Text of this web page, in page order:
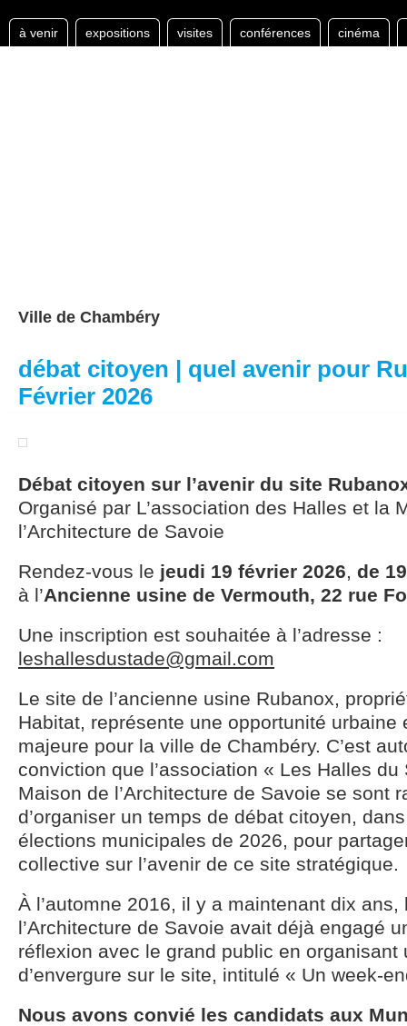
à venir expositions visites conférences cinéma
Ville de Chambéry
débat citoyen | quel avenir pour
Février 2026
Débat citoyen sur l’avenir du site
Organisé par L’association des Halles et la
l’Architecture de Savoie
Rendez-vous le jeudi 19 février 2026, de
à l’Ancienne usine de Vermouth, 22 rue
Une inscription est souhaitée à l’adresse :
leshallesdustade@gmail.com
Le site de l’ancienne usine Rubanox,
Habitat, représente une opportunité urbaine
majeure pour la ville de Chambéry. C’est
conviction que l’association « Les Halles du
Maison de l’Architecture de Savoie se sont
d’organiser un temps de débat citoyen,
élections municipales de 2026, pour
collective sur l’avenir de ce site stratégique.
À l’automne 2016, il y a maintenant dix ans,
l’Architecture de Savoie avait déjà engagé
réflexion avec le grand public en organisant
d’envergure sur le site, intitulé « Un week-
Nous avons convié les candidats aux